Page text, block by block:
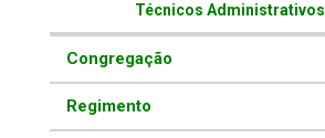
Técnicos Administrativos
Congregação
Regimento